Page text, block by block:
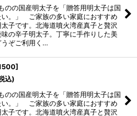
絞り込む
のの国産明太子を「贈答用明太子は国
い。」 ご家族の多い家庭におすすめ
子です。北海道噴火湾産真子と贅沢
の辛子明太子。丁寧に手作りした美
うぞご利用く…
]
込)
のの国産明太子を「贈答用明太子は国
い。」 ご家族の多い家庭におすすめ
子です。北海道噴火湾産真子と贅沢